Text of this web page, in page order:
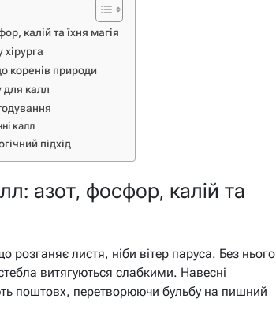
калій та їхня магія
хірурга
коренів природи
для калл
калл
підхід
азот, фосфор, калій та
розганяє листя, ніби вітер паруса. Без нього
витягуються слабкими. Навесні
поштовх, перетворюючи бульбу на пишний